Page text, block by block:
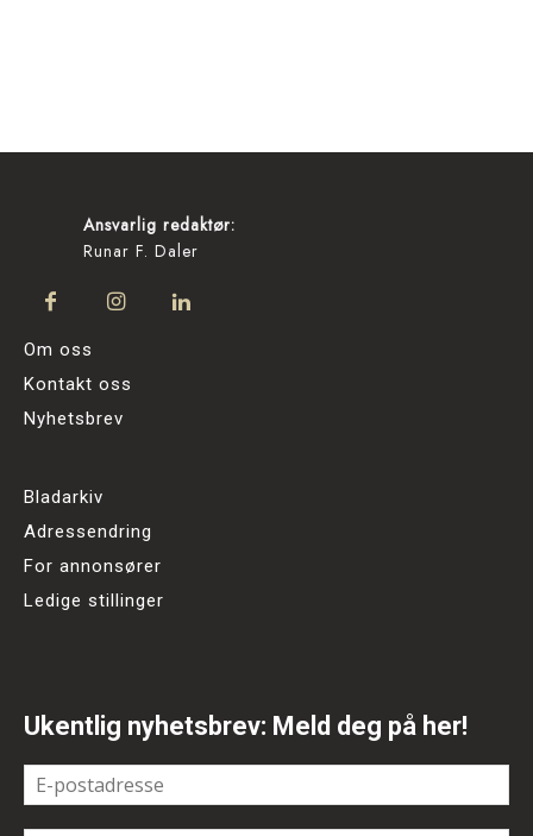
Ansvarlig redaktør:
Runar F. Daler
Om oss
Kontakt oss
Nyhetsbrev
Bladarkiv
Adressendring
For annonsører
Ledige stillinger
Ukentlig nyhetsbrev: Meld deg på her!